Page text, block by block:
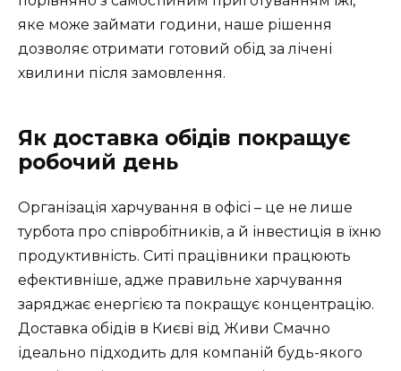
яке може займати години, наше рішення
дозволяє отримати готовий обід за лічені
хвилини після замовлення.
Як доставка обідів покращує
робочий день
Організація харчування в офісі – це не лише
турбота про співробітників, а й інвестиція в їхню
продуктивність. Ситі працівники працюють
ефективніше, адже правильне харчування
заряджає енергією та покращує концентрацію.
Доставка обідів в Києві від Живи Смачно
ідеально підходить для компаній будь-якого